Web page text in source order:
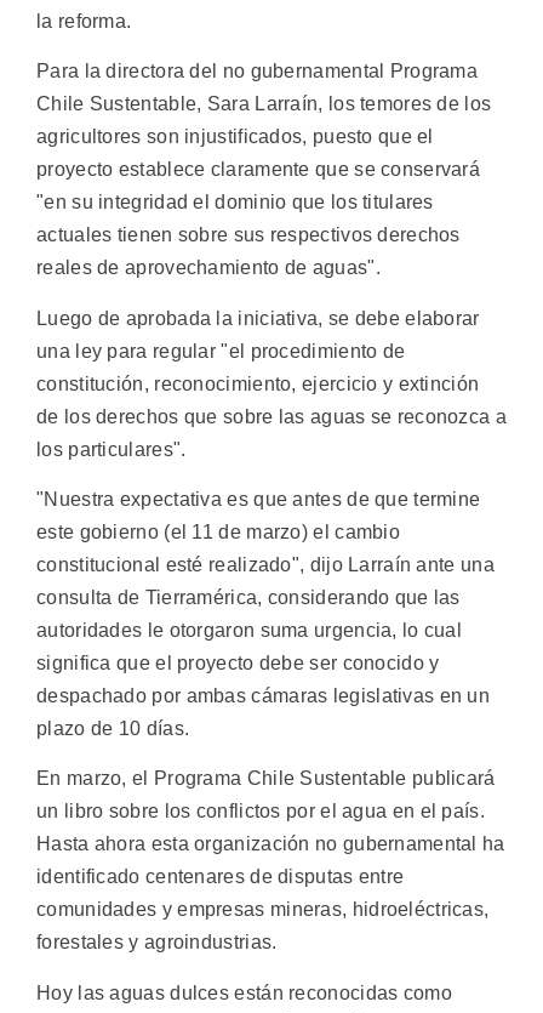
la reforma.
Para la directora del no gubernamental Programa
Chile Sustentable, Sara Larraín, los temores de los
agricultores son injustificados, puesto que el
proyecto establece claramente que se conservará
"en su integridad el dominio que los titulares
actuales tienen sobre sus respectivos derechos
reales de aprovechamiento de aguas".
Luego de aprobada la iniciativa, se debe elaborar
una ley para regular "el procedimiento de
constitución, reconocimiento, ejercicio y extinción
de los derechos que sobre las aguas se reconozca a
los particulares".
"Nuestra expectativa es que antes de que termine
este gobierno (el 11 de marzo) el cambio
constitucional esté realizado", dijo Larraín ante una
consulta de Tierramérica, considerando que las
autoridades le otorgaron suma urgencia, lo cual
significa que el proyecto debe ser conocido y
despachado por ambas cámaras legislativas en un
plazo de 10 días.
En marzo, el Programa Chile Sustentable publicará
un libro sobre los conflictos por el agua en el país.
Hasta ahora esta organización no gubernamental ha
identificado centenares de disputas entre
comunidades y empresas mineras, hidroeléctricas,
forestales y agroindustrias.
Hoy las aguas dulces están reconocidas como